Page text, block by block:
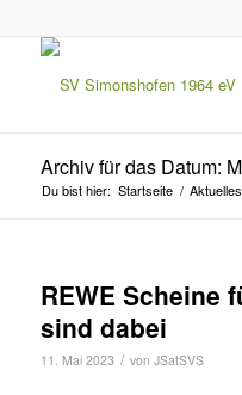
Archiv für das Datum:
Du bist hier: Startseite / Aktuelles
REWE Scheine
sind dabei
11. Mai 2023 / von JSatSVS